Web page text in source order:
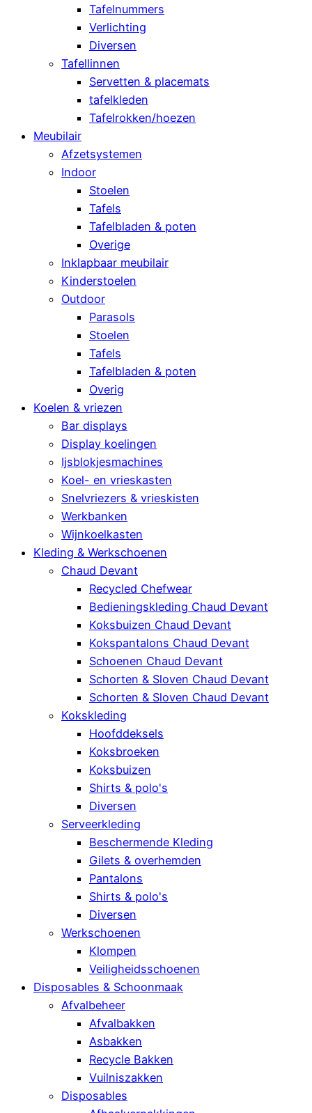
Tafelnummers
Verlichting
Diversen
Tafellinnen
Servetten & placemats
tafelkleden
Tafelrokken/hoezen
Meubilair
Afzetsystemen
Indoor
Stoelen
Tafels
Tafelbladen & poten
Overige
Inklapbaar meubilair
Kinderstoelen
Outdoor
Parasols
Stoelen
Tafels
Tafelbladen & poten
Overig
Koelen & vriezen
Bar displays
Display koelingen
Ijsblokjesmachines
Koel- en vrieskasten
Snelvriezers & vrieskisten
Werkbanken
Wijnkoelkasten
Kleding & Werkschoenen
Chaud Devant
Recycled Chefwear
Bedieningskleding Chaud Devant
Koksbuizen Chaud Devant
Kokspantalons Chaud Devant
Schoenen Chaud Devant
Schorten & Sloven Chaud Devant
Schorten & Sloven Chaud Devant
Kokskleding
Hoofddeksels
Koksbroeken
Koksbuizen
Shirts & polo's
Diversen
Serveerkleding
Beschermende Kleding
Gilets & overhemden
Pantalons
Shirts & polo's
Diversen
Werkschoenen
Klompen
Veiligheidsschoenen
Disposables & Schoonmaak
Afvalbeheer
Afvalbakken
Asbakken
Recycle Bakken
Vuilniszakken
Disposables